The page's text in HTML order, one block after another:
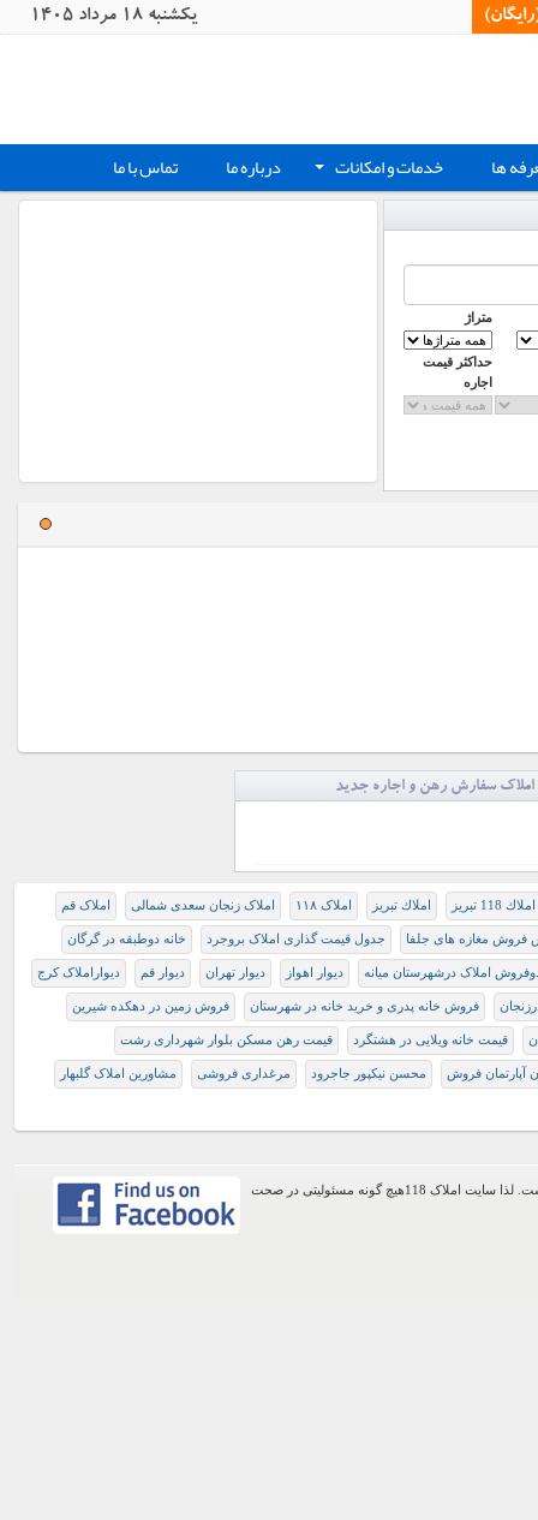
يکشنبه 18 مرداد 1405
ها + خدمات و امکانات درباره ما تماس با ما
متراژ
حداکثر قیمت
اجاره
املاک سفارش رهن و اجاره جدید
املاك 118 تبريز املاك تبريز املاک ۱۱۸ املاک زنجان سعدی شمالی املاک قم
فروش مغازه های جلفا جدول قیمت گذاری املاک بروجرد خانه دوطبقه در گرگان
املاک درشهرستان میانه دیوار اهواز دیوار تهران دیوار قم دیواراملاک کرج
فروش خانه پدری و خرید خانه در شهرستان فروش زمین در دهکده شیرین
قیمت خانه ویلایی در هشتگرد قیمت رهن مسکن بلوار شهرداری رشت
آپارتمان فروش محسن نیکپور جاجرود مرغداری فروشی مشاورین املاک گلبهار
اطلاعات موجود در این وب سایت از طریق کاربران عمومی سایت ثبت شده است. لذا سایت املاک 118هیچ گونه مسئولیتی در صحت